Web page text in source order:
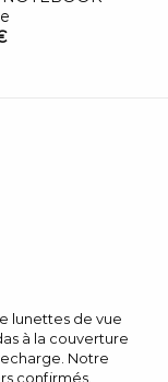
lunettes de vue
à la couverture
Notre
confirmés.